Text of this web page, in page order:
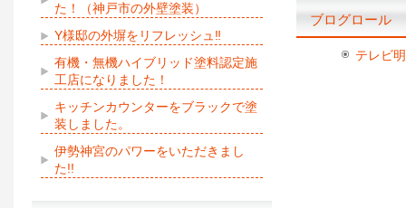
ブログロール
テレビ
た！（神戸市の外壁塗装）
Y様邸の外塀をリフレッシュ‼
有機・無機ハイブリッド塗料認定施
工店になりました！
キッチンカウンターをブラックで塗
装しました。
伊勢神宮のパワーをいただきまし
た!!